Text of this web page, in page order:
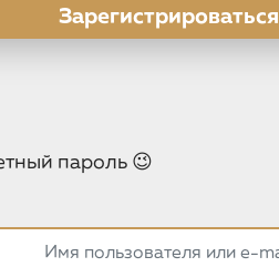
Зарегистрироваться
пароль 😉